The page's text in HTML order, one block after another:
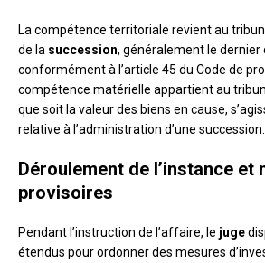
La compétence territoriale revient au
de la succession, généralement le
conformément à l’article 45 du Code de
compétence matérielle appartient au
que soit la valeur des biens en cause,
relative à l’administration d’une succession.
Déroulement de l’instance et
provisoires
Pendant l’instruction de l’affaire, le juge
étendus pour ordonner des mesures